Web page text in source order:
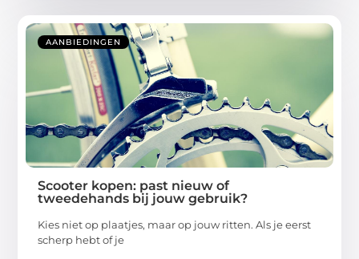
AANBIEDINGEN
Scooter kopen: past nieuw of
tweedehands bij jouw gebruik?
Kies niet op plaatjes, maar op jouw ritten. Als je eerst
scherp hebt of je